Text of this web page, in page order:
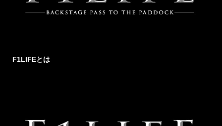
F1LIFEとは